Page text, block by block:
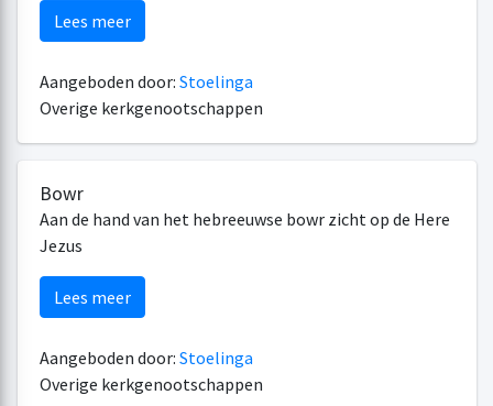
Lees meer
Aangeboden door: Stoelinga
Overige kerkgenootschappen
Bowr
Aan de hand van het hebreeuwse bowr zicht op de Here
Jezus
Lees meer
Aangeboden door: Stoelinga
Overige kerkgenootschappen